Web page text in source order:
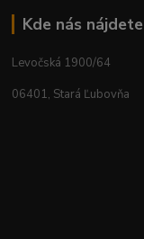
Kde nás nájdete
Levočská 1900/64
06401, Stará Ľubovňa